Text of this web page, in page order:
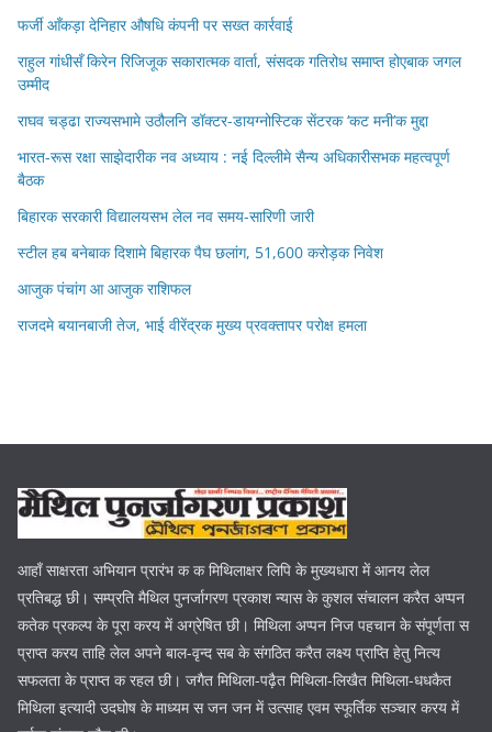
फर्जी आँकड़ा देनिहार औषधि कंपनी पर सख्त कार्रवाई
राहुल गांधीसँ किरेन रिजिजूक सकारात्मक वार्ता, संसदक गतिरोध समाप्त होएबाक जगल
उम्मीद
राघव चड्ढा राज्यसभामे उठौलनि डॉक्टर-डायग्नोस्टिक सेंटरक ‘कट मनी’क मुद्दा
भारत-रूस रक्षा साझेदारीक नव अध्याय : नई दिल्लीमे सैन्य अधिकारीसभक महत्वपूर्ण
बैठक
बिहारक सरकारी विद्यालयसभ लेल नव समय-सारिणी जारी
स्टील हब बनेबाक दिशामे बिहारक पैघ छलांग, 51,600 करोड़क निवेश
आजुक पंचांग आ आजुक राशिफल
राजदमे बयानबाजी तेज, भाई वीरेंद्रक मुख्य प्रवक्तापर परोक्ष हमला
आहाँ साक्षरता अभियान प्रारंभ क क मिथिलाक्षर लिपि के मुख्यधारा में आनय लेल
प्रतिबद्ध छी। सम्प्रति मैथिल पुनर्जागरण प्रकाश न्यास के कुशल संचालन करैत अप्पन
कतेक प्रकल्प के पूरा करय में अग्रेषित छी। मिथिला अप्पन निज पहचान के संपूर्णता स
प्राप्त करय ताहि लेल अपने बाल-वृन्द सब के संगठित करैत लक्ष्य प्राप्ति हेतु नित्य
सफलता के प्राप्त क रहल छी। जगैत मिथिला-पढ़ैत मिथिला-लिखैत मिथिला-धधकैत
मिथिला इत्यादी उदघोष के माध्यम स जन जन में उत्साह एवम स्फूर्तिक सञ्चार करय में